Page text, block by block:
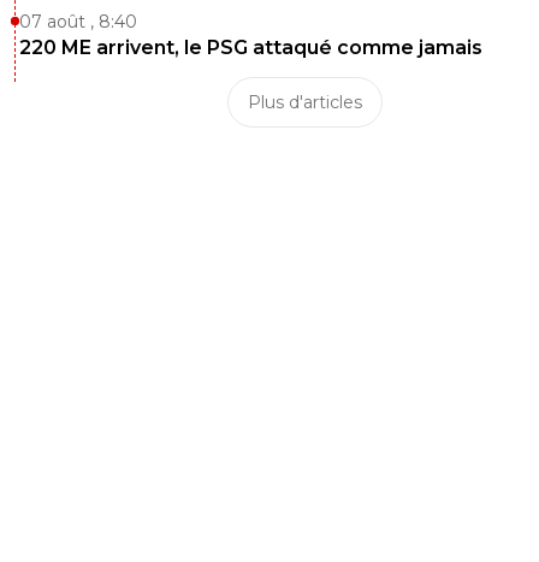
07 août , 8:40
220 ME arrivent, le PSG attaqué comme jamais
Plus d'articles